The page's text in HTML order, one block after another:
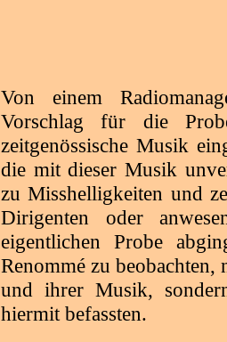
Von einem
Vorschlag für die
zeitgenössische Musik
die mit dieser Musik
zu Misshelligkeiten und
Dirigenten oder
eigentlichen Probe
Renommé zu
und ihrer Musik,
hiermit befassten.